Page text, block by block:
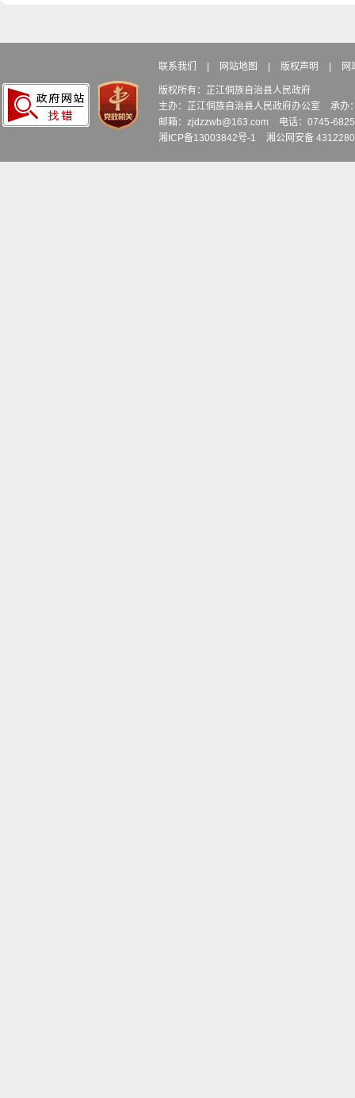
联系我们 网站地图 版权声明 网
版权所有：芷江侗族自治县人民政府
主办：芷江侗族自治县人民政府办公室
承办
邮箱：zjdzzwb@163.com
电话：0745-
湘ICP备13003842号-1
湘公网安备